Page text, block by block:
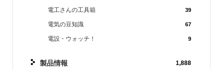
電工さんの工具箱 39
電気の豆知識 67
電設・ウォッチ！ 9
製品情報 1,888